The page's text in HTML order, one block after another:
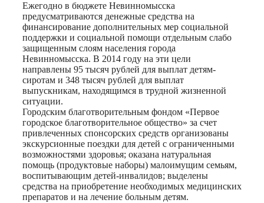
Ежегодно в бюджете Невинномысска
предусматриваются денежные средства на
финансирование дополнительных мер социальной
поддержки и социальной помощи отдельным слабо
защищенным слоям населения города
Невинномысска. В 2014 году на эти цели
направлены 95 тысяч рублей для выплат детям-
сиротам и 348 тысяч рублей для выплат
выпускникам, находящимся в трудной жизненной
ситуации.
Городским благотворительным фондом «Первое
городское благотворительное общество» за счет
привлеченных спонсорских средств организованы
экскурсионные поездки для детей с ограниченными
возможностями здоровья; оказана натуральная
помощь (продуктовые наборы) малоимущим семьям,
воспитывающим детей-инвалидов; выделены
средства на приобретение необходимых медицинских
препаратов и на лечение больным детям.